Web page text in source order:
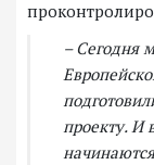
– Сегодня
проекту. И